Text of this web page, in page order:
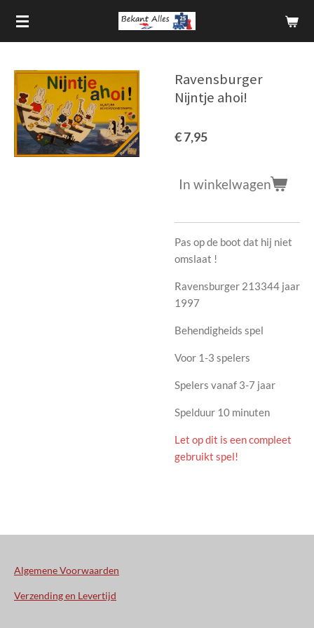
Ga
direct
hoofdinhoud
Ravensburger
Nijntje ahoi!
€ 7,95
In winkelwagen
Pas op de boot dat hij niet
omslaat !
Ravensburger 213344 jaar
1997
Behendigheids spel
Voor 1-3 spelers
Spelers vanaf 3-7 jaar
Spelduur 10 minuten
Let op dit is een compleet
gebruikt spel!
Algemene Voorwaarden
Verzending en Levertijd